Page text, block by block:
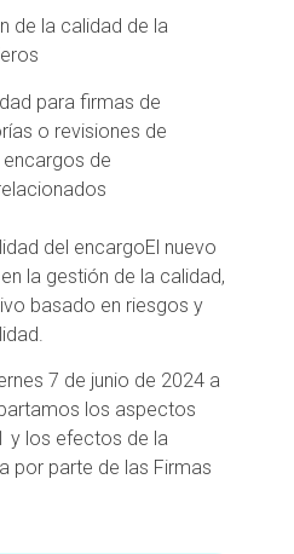
de la calidad de la
para firmas de
o revisiones de
de
del encargoEl nuevo
la gestión de la calidad,
basado en riesgos y
7 de junio de 2024 a
los aspectos
y los efectos de la
por parte de las Firmas